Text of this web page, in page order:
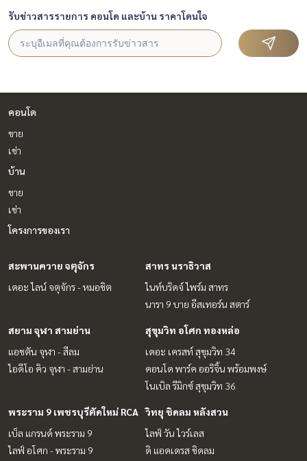
รับข่าวสารรายการ คอนโด และบ้าน ราคาโดนใจ
คอนโด
ขาย
เช่า
บ้าน
ขาย
เช่า
โครงการของเรา
สะพานควาย จตุจักร
เดอะ ไลน์ จตุจักร - หมอชิต
สาทร นราธิวาส
ไนท์บริดจ์ ไพร์ม สาทร
นารา 9 บาย อีสเทอร์น สตาร์
สยาม จุฬา สามย่าน
แอชตัน จุฬา - สีลม
ไอดีโอ คิว จุฬา - สามย่าน
สุขุมวิท อโศก ทองหล่อ
เดอะ เครสท์ สุขุมวิท 34
คอนโด พาร์ค ออริจิ้น พร้อมพงษ์
โนเบิล รีมิกซ์ สุขุมวิท 36
พระราม 9 เพชรบุรีตัดใหม่ RCA
เบ็ล แกรนด์ พระราม 9
ไลฟ์ อโศก - พระราม 9
วิทยุ ชิดลม หลังสวน
ไลฟ์ วัน ไวร์เลส
ดิ แอดเดรส ชิดลม